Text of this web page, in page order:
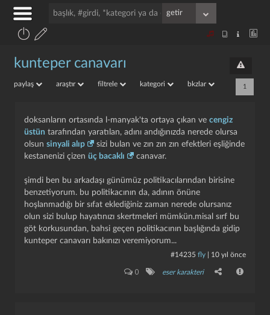
kunteper canavarı
paylaş araştır filtrele kategori bkzlar 1
doksanların ortasında l-manyak'ta ortaya çıkan ve cengiz
üstün tarafından yaratılan, adını andığınızda nerede olursa
olsun sinyali alıp
sizi bulan ve zın zın zın efektleri eşliğinde
kestanenizi çizen üç bacaklı canavar.
şimdi ben bu arkadaşı günümüz politikacılarından birisine
benzetiyorum. bu politikacının da, adının önüne
hoşlanmadığı bir sıfat eklediğiniz zaman nerede olursanız
olun sizi bulup hayatınızı skertmeleri mümkün.misal sırf bu
göt korkusundan, bahsi geçen politikacının başlığında gidip
kunteper canavarı bakınızı veremiyorum...
#14235 fly 10 yıl önce
0 eser karakteri